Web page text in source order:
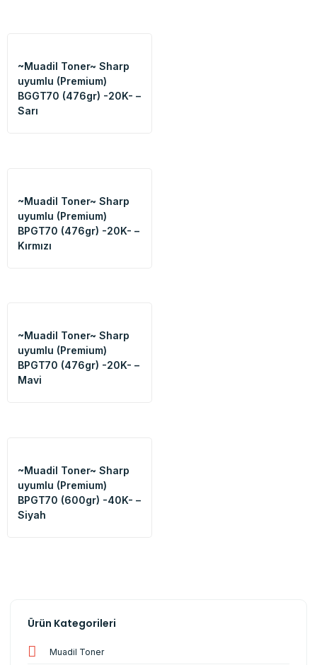
Ürün Kategorileri
Muadil Toner
~Muadil Toner~ Sharp
uyumlu (Premium)
BGGT70 (476gr) -20K- –
Sarı
~Muadil Toner~ Sharp
uyumlu (Premium)
BPGT70 (476gr) -20K- –
Kırmızı
~Muadil Toner~ Sharp
uyumlu (Premium)
BPGT70 (476gr) -20K- –
Mavi
~Muadil Toner~ Sharp
uyumlu (Premium)
BPGT70 (600gr) -40K- –
Siyah